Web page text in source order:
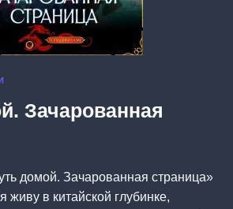
Зачарованная
домой. Зачарованная страница»
живу в китайской глубинке,